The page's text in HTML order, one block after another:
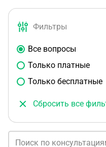
Фильтры
Все вопросы
Только платные
Только бесплатные
Сбросить все